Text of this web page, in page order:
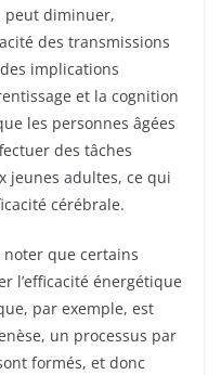
peut diminuer,
des transmissions
implications
et la cognition
les personnes âgées
des tâches
jeunes adultes, ce qui
cérébrale.
que certains
l’efficacité énergétique
par exemple, est
un processus par
formés, et donc